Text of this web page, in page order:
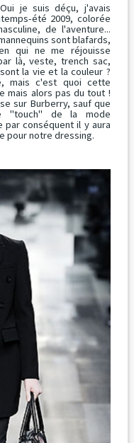
je suis déçu, j'avais
été 2009, colorée
de l'aventure...
sont blafards,
qui ne me réjouisse
là, veste, trench sac,
la vie et la couleur ?
mais c'est quoi cette
mais alors pas du tout !
sur Burberry, sauf que
"touch" de la mode
par conséquent il y aura
pour notre dressing.